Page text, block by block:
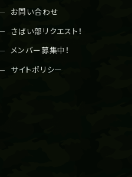
お問い合わせ
さばい部リクエスト！
メンバー募集中！
サイトポリシー